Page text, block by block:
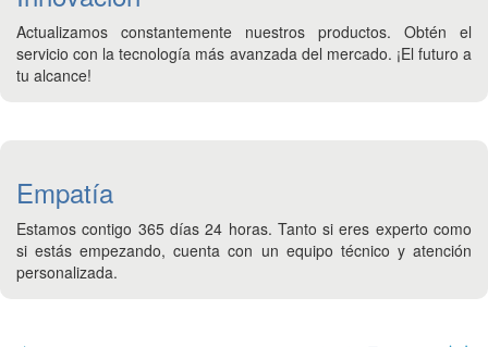
Actualizamos constantemente nuestros productos. Obtén el
servicio con la tecnología más avanzada del mercado. ¡El futuro a
tu alcance!
Empatía
Estamos contigo 365 días 24 horas. Tanto si eres experto como
si estás empezando, cuenta con un equipo técnico y atención
personalizada.